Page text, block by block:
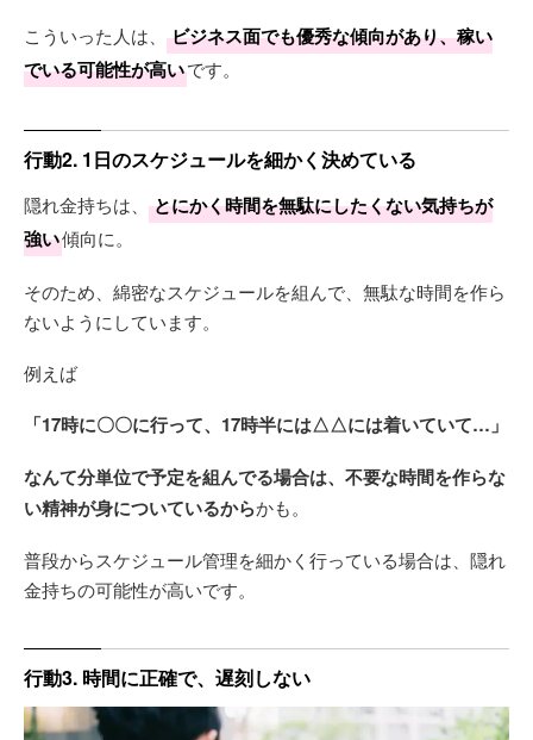
こういった人は、
ビジネス面でも優秀な傾向があり、稼い
でいる可能性が高いです。
行動2. 1日のスケジュールを細かく決めている
隠れ金持ちは、
とにかく時間を無駄にしたくない気持ちが
強い傾向に。
そのため、綿密なスケジュールを組んで、無駄な時間を作ら
ないようにしています。
例えば
「17時に〇〇に行って、17時半には△△には着いていて…」
なんて分単位で予定を組んでる場合は、不要な時間を作らな
い精神が身についているからかも。
普段からスケジュール管理を細かく行っている場合は、隠れ
金持ちの可能性が高いです。
行動3. 時間に正確で、遅刻しない